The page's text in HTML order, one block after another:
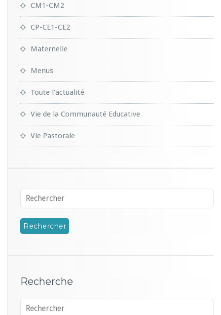
CM1-CM2
CP-CE1-CE2
Maternelle
Menus
Toute l'actualité
Vie de la Communauté Educative
Vie Pastorale
Recherche